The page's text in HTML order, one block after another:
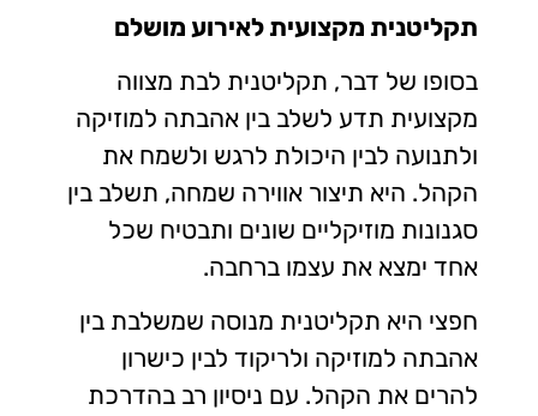
תקליטנית מקצועית לאירוע מושלם
בסופו של דבר, תקליטנית לבת מצווה
מקצועית תדע לשלב בין אהבתה למוזיקה
ולתנועה לבין היכולת לרגש ולשמח את
הקהל. היא תיצור אווירה שמחה, תשלב בין
סגנונות מוזיקליים שונים ותבטיח שכל
אחד ימצא את עצמו ברחבה.
חפצי היא תקליטנית מנוסה שמשלבת בין
אהבתה למוזיקה ולריקוד לבין כישרון
להרים את הקהל. עם ניסיון רב בהדרכת